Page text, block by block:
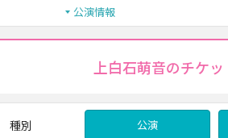
公演情報
上白石萌音のチケ
種別 公演